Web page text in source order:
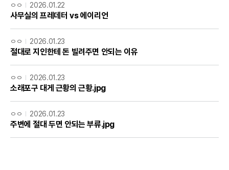
ㅇㅇ 2026.01.22
사무실의 프레데터 vs 에이리언
ㅇㅇ 2026.01.23
절대로 지인한테 돈 빌려주면 안되는 이유
ㅇㅇ 2026.01.23
소래포구 대게 근황의 근황.jpg
ㅇㅇ 2026.01.23
주변에 절대 두면 안되는 부류.jpg